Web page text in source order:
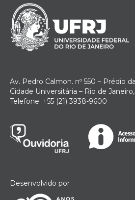
Av. Pedro Calmon. nº 550 – Prédio
Cidade Universitária – Rio de
Telefone: +55 (21) 3938-9600
Desenvolvido por